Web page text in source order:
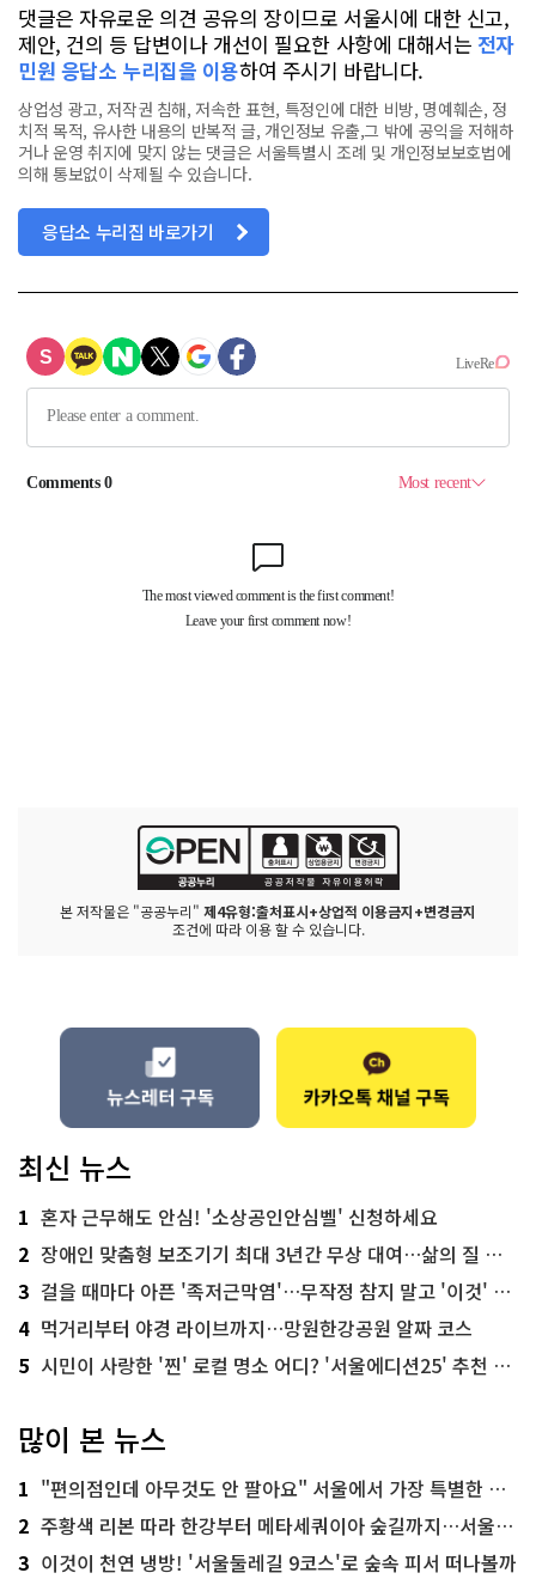
댓글은 자유로운 의견 공유의 장이므로 서울시에 대한 신고,
제안, 건의 등 답변이나 개선이 필요한 사항에 대해서는 전자
민원 응답소 누리집을 이용하여 주시기 바랍니다.
상업성 광고, 저작권 침해, 저속한 표현, 특정인에 대한 비방, 명예훼손, 정
치적 목적, 유사한 내용의 반복적 글, 개인정보 유출,그 밖에 공익을 저해하
거나 운영 취지에 맞지 않는 댓글은 서울특별시 조례 및 개인정보보호법에
의해 통보없이 삭제될 수 있습니다.
응답소 누리집 바로가기
본 저작물은 "공공누리" 제4유형:출처표시+상업적 이용금지+변경금지
조건에 따라 이용 할 수 있습니다.
최신 뉴스
1 혼자 근무해도 안심! '소상공인안심벨' 신청하세요
2 장애인 맞춤형 보조기기 최대 3년간 무상 대여…삶의 질 높인다
3 걸을 때마다 아픈 '족저근막염'…무작정 참지 말고 '이것' 해보세요!
4 먹거리부터 야경 라이브까지…망원한강공원 알짜 코스
5 시민이 사랑한 '찐' 로컬 명소 어디? '서울에디션25' 추천 코스
많이 본 뉴스
1 "편의점인데 아무것도 안 팔아요" 서울에서 가장 특별한 편의점의 정체
2 주황색 리본 따라 한강부터 메타세쿼이아 숲길까지…서울둘레길 15코스
3 이것이 천연 냉방! '서울둘레길 9코스'로 숲속 피서 떠나볼까